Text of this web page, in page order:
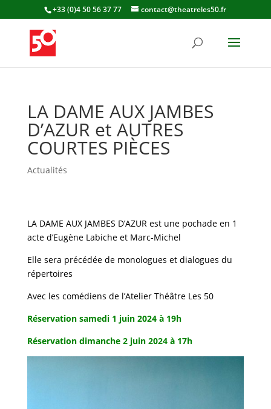
+33 (0)4 50 56 37 77 contact@theatreles50.fr
LA DAME AUX JAMBES
D’AZUR et AUTRES
COURTES PIÈCES
Actualités
LA DAME AUX JAMBES D’AZUR est une pochade en 1
acte d’Eugène Labiche et Marc-Michel
Elle sera précédée de monologues et dialogues du
répertoires
Avec les comédiens de l’Atelier Théâtre Les 50
Réservation samedi 1 juin 2024 à 19h
Réservation dimanche 2 juin 2024 à 17h